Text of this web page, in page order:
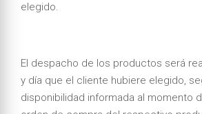
elegido.
El despacho de los productos será
y día que el cliente hubiere elegido,
disponibilidad informada al momento